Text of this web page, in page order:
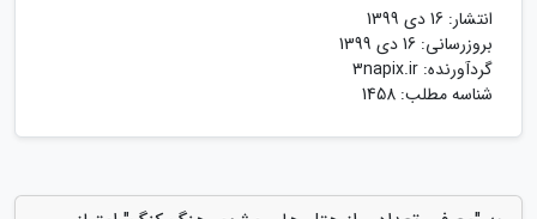
انتشار: 16 دی 1399
بروزرسانی: 16 دی 1399
گردآورنده: 3napix.ir
شناسه مطلب: 1458